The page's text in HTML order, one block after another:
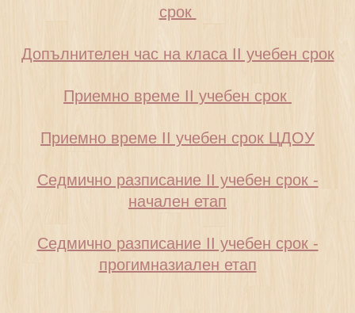
срок
Допълнителен час на класа II учебен срок
Приемно време II учебен срок
Приемно време II учебен срок ЦДОУ
Седмично разписание II учебен срок -
начален етап
Седмично разписание II учебен срок -
прогимназиален етап